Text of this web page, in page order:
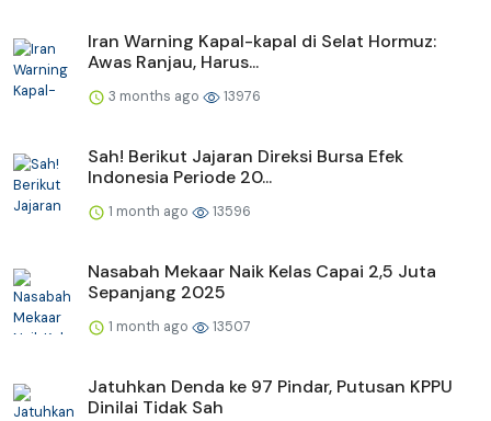
Iran Warning Kapal-kapal di Selat Hormuz:
Awas Ranjau, Harus...
3 months ago 13976
Sah! Berikut Jajaran Direksi Bursa Efek
Indonesia Periode 20...
1 month ago 13596
Nasabah Mekaar Naik Kelas Capai 2,5 Juta
Sepanjang 2025
1 month ago 13507
Jatuhkan Denda ke 97 Pindar, Putusan KPPU
Dinilai Tidak Sah